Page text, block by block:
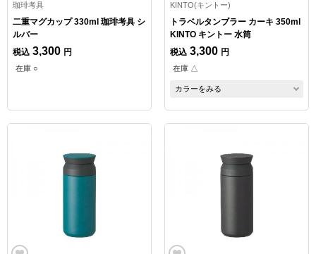
珈琲考具
二重マグカップ 330ml 珈琲考具 シ
ルバー
税込 3,300 円
在庫 ○
KINTO(キントー)
トラベルタンブラー カーキ 350ml
KINTO キントー 水筒
税込 3,300 円
在庫 △
カラーをみる